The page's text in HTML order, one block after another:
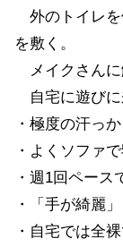
外のトイレを
を敷く。
メイクさんに
自宅に遊びに
・極度の汗っか
・よくソファ
・週1回ペース
・「手が綺麗
・自宅では全